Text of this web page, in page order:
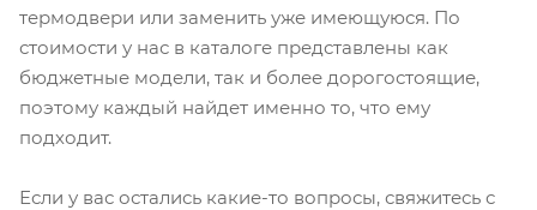
термодвери или заменить уже имеющуюся. По
стоимости у нас в каталоге представлены как
бюджетные модели, так и более дорогостоящие,
поэтому каждый найдет именно то, что ему
подходит.
Если у вас остались какие-то вопросы, свяжитесь с